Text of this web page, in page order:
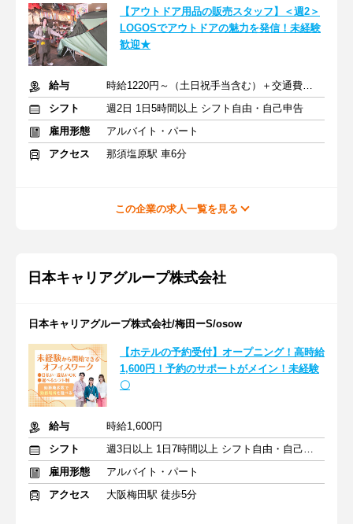
【アウトドア用品の販売スタッフ】＜週2＞
LOGOSでアウトドアの魅力を発信！未経験
歓迎★
給与
時給1220円～（土日祝手当含む）＋交通費支給
シフト
週2日 1日5時間以上 シフト自由・自己申告
雇用形態
アルバイト・パート
アクセス
那須塩原駅 車6分
この企業の求人一覧を見る
日本キャリアグループ株式会社
日本キャリアグループ株式会社/梅田ーS/osow
【ホテルの予約受付】オープニング！高時給
1,600円！予約のサポートがメイン！未経験
〇
給与
時給1,600円
シフト
週3日以上 1日7時間以上 シフト自由・自己申告
雇用形態
アルバイト・パート
アクセス
大阪梅田駅 徒歩5分